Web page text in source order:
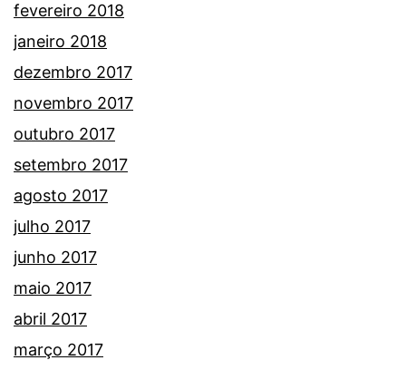
fevereiro 2018
janeiro 2018
dezembro 2017
novembro 2017
outubro 2017
setembro 2017
agosto 2017
julho 2017
junho 2017
maio 2017
abril 2017
março 2017